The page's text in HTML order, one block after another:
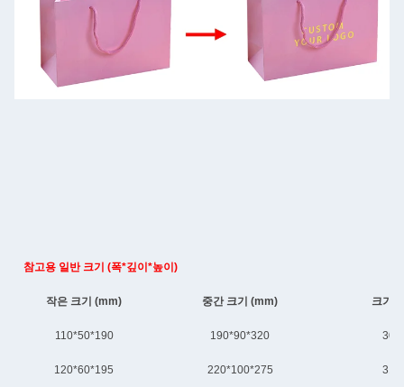
참고용 일반 크기 (폭*깊이*높이)
작은 크기 (mm) 중간 크기 (mm) 크기
110*50*190 190*90*320
120*60*195 220*100*275